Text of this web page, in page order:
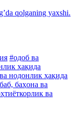
qolganing yaxshi.
#одоб ва
ҳақида
нодонлик ҳақида
баҳона ва
ва